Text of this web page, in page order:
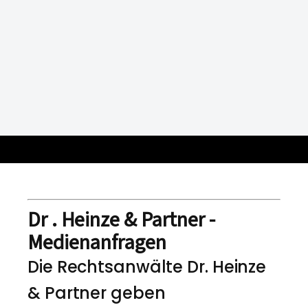
Dr . Heinze & Partner -
Medienanfragen
Die Rechtsanwälte Dr. Heinze
& Partner geben